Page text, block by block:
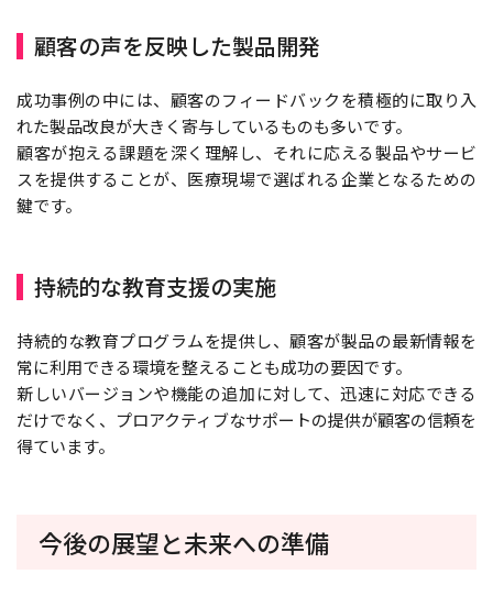
顧客の声を反映した製品開発
成功事例の中には、顧客のフィードバックを積極的に取り入
れた製品改良が大きく寄与しているものも多いです。
顧客が抱える課題を深く理解し、それに応える製品やサービ
スを提供することが、医療現場で選ばれる企業となるための
鍵です。
持続的な教育支援の実施
持続的な教育プログラムを提供し、顧客が製品の最新情報を
常に利用できる環境を整えることも成功の要因です。
新しいバージョンや機能の追加に対して、迅速に対応できる
だけでなく、プロアクティブなサポートの提供が顧客の信頼を
得ています。
今後の展望と未来への準備